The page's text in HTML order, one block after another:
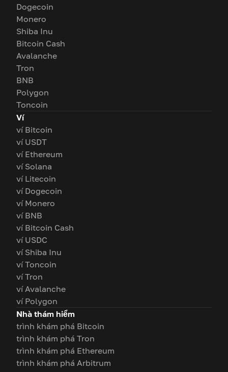
Dogecoin
Monero
Shiba Inu
Bitcoin Cash
Avalanche
Tron
BNB
Polygon
Toncoin
Ví
ví Bitcoin
ví USDT
ví Ethereum
ví Solana
ví Litecoin
ví Dogecoin
ví Monero
ví BNB
ví Bitcoin Cash
ví USDC
ví Shiba Inu
ví Toncoin
ví Tron
ví Avalanche
ví Polygon
Nhà thám hiểm
trình khám phá Bitcoin
trình khám phá Tron
trình khám phá Ethereum
trình khám phá Arbitrum